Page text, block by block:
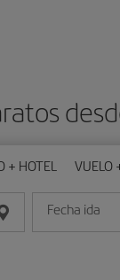
+ HOTEL VUELO
Fecha ida
Introduce la